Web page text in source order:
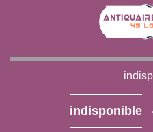
indisponible